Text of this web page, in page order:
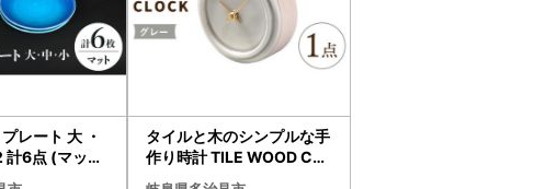
プレート 大 ・
計6点 (マット
食器 皿 [TDU0
タイルと木のシンプルな手
作り時計 TILE WOOD CL
OCK 壁掛け・置き時計 『